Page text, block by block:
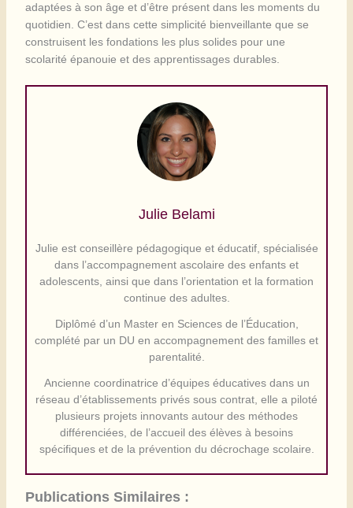
adaptées à son âge et d’être présent dans les moments du
quotidien. C’est dans cette simplicité bienveillante que se
construisent les fondations les plus solides pour une
scolarité épanouie et des apprentissages durables.
Julie Belami
Julie est conseillère pédagogique et éducatif, spécialisée
dans l’accompagnement ascolaire des enfants et
adolescents, ainsi que dans l’orientation et la formation
continue des adultes.
Diplômé d’un Master en Sciences de l’Éducation,
complété par un DU en accompagnement des familles et
parentalité.
Ancienne coordinatrice d’équipes éducatives dans un
réseau d’établissements privés sous contrat, elle a piloté
plusieurs projets innovants autour des méthodes
différenciées, de l’accueil des élèves à besoins
spécifiques et de la prévention du décrochage scolaire.
Publications Similaires :